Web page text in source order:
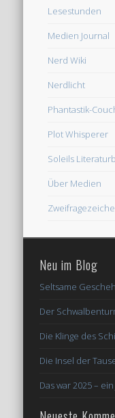
Lesestunden
Medien Journal
Nerd Wiki
Nerdlicht
Phantastik-
Plot Whisperer
Soleils
Über Medien
Neu im Blog
Seltsame
Der
Die Klinge des
Die Insel der
Das war 2025 –